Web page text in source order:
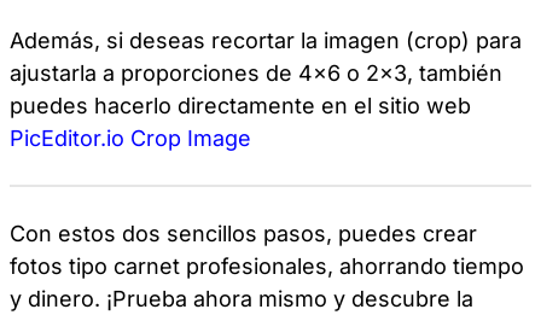
Además, si deseas recortar la imagen (crop) para
ajustarla a proporciones de 4x6 o 2x3, también
puedes hacerlo directamente en el sitio web
PicEditor.io Crop Image
Con estos dos sencillos pasos, puedes crear
fotos tipo carnet profesionales, ahorrando tiempo
y dinero. ¡Prueba ahora mismo y descubre la